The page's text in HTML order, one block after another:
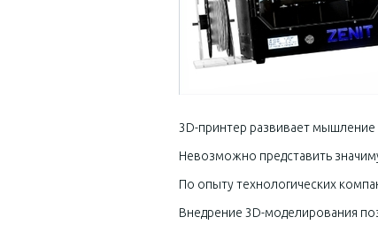
3D-принтер развивает
Невозможно представить
По опыту технологических
Внедрение 3D-моделирования